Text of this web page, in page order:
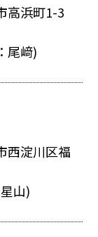
高浜町1-3
尾﨑)
西淀川区福
山)